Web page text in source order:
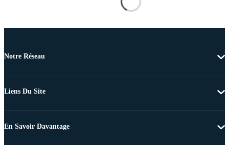
Notre Réseau
Liens Du Site
En Savoir Davantage